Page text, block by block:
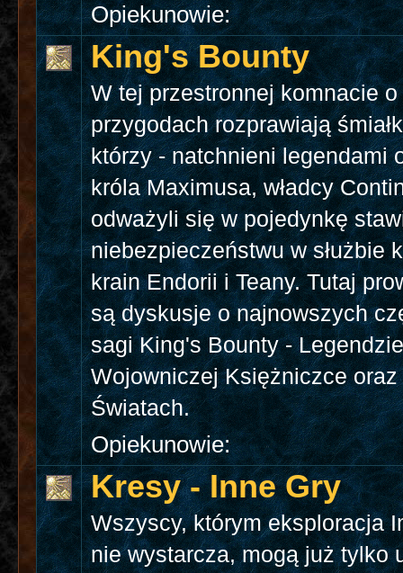
Opiekunowie:
King's Bounty
W tej przestronnej komnacie
przygodach rozprawiają
którzy - natchnieni legendami
króla Maximusa, władcy
odważyli się w pojedynkę
niebezpieczeństwu w służbie
krain Endorii i Teany. Tutaj
są dyskusje o najnowszych
sagi King's Bounty -
Wojowniczej Księżniczce
Światach.
Opiekunowie:
Kresy - Inne Gry
Wszyscy, którym eksploracja
nie wystarcza, mogą już tylko